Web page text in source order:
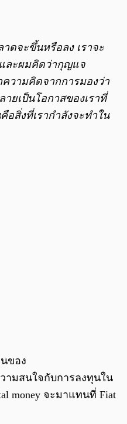
ดจะขึ้นหรือลง เราจะ
และผมคิดว่ากุญแจ
วามคิดจากการมองว่า
ยเป็นโอกาสของเราที่
อสิ่งที่เรากำลังจะทำใน
ของ
ามสนใจกับการลงทุนใน
money จะมาแทนที่ Fiat